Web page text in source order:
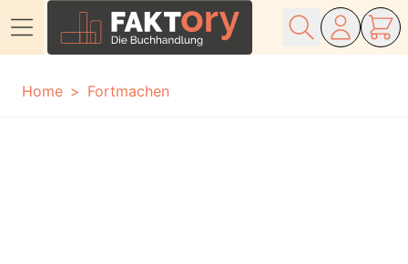
Home
Fortmachen